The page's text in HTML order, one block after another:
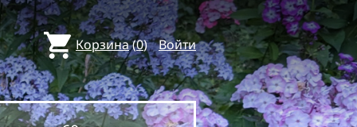
Корзина(0) Войти